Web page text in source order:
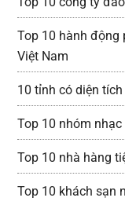
Top 10 hành động
Việt Nam
10 tỉnh có diện
Top 10 nhóm
Top 10 nhà hàng
Top 10 khách sạn